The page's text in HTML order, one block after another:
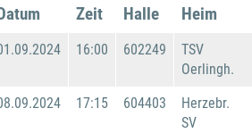
Datum Zeit Halle Heim
16:00 602249
TSV
Oerlingh.
17:15 604403
Herzebr.
SV